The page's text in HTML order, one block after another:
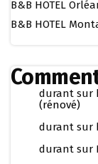
B&B HOTEL
B&B HOTEL
durant sur
(rénové)
durant sur
durant sur